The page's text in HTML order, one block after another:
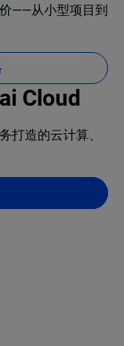
——从小型项目到
Cloud
打造的云计算、